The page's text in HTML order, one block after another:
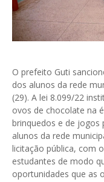
O prefeito Guti
dos alunos da rede
(29). A lei 8.099/22
ovos de chocolate na
brinquedos e de jogos
alunos da rede
licitação pública, com
estudantes de modo
oportunidades que as